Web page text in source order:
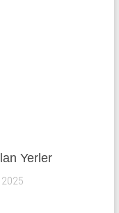
Yerler